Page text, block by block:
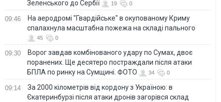
Зеленського до Сербії
19 0
09:46
На аеродромі "Гвардійське" в окупованому Криму
спалахнула масштабна пожежа на складі пального
45 0
09:30
Ворог завдав комбінованого удару по Сумах, двоє
поранених. Ще десятеро постраждали після атаки
БПЛА по ринку на Сумщині. ФОТО
34 0
09:14
За 2000 кілометрів від кордону з Україною: в
Єкатеринбурзі після атаки дронів загорівся склад